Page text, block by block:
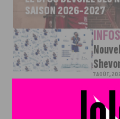
SAISON 2026-2027
INFOS
7 AOÛT,
Le
Une